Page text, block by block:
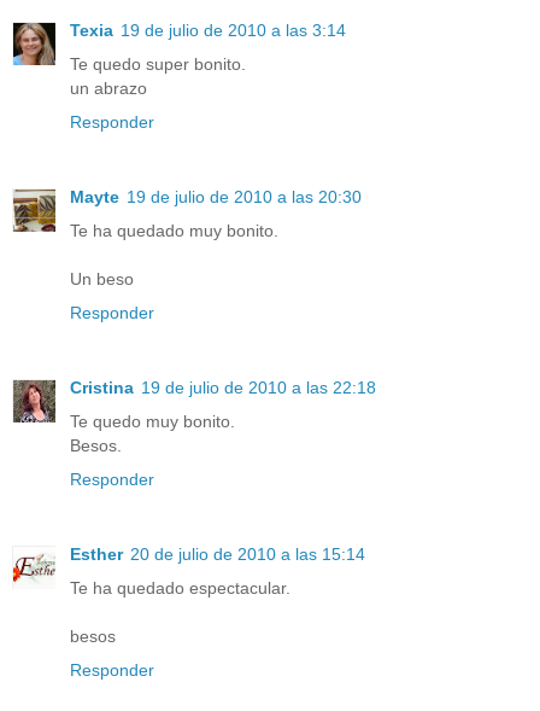
Texia 19 de julio de 2010 a las 3:14
Te quedo super bonito.
un abrazo
Responder
Mayte 19 de julio de 2010 a las 20:30
Te ha quedado muy bonito.
Un beso
Responder
Cristina 19 de julio de 2010 a las 22:18
Te quedo muy bonito.
Besos.
Responder
Esther 20 de julio de 2010 a las 15:14
Te ha quedado espectacular.
besos
Responder